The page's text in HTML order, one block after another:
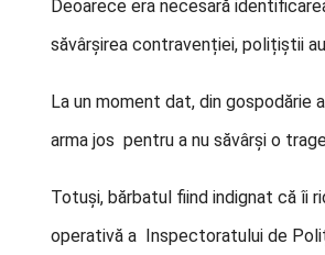
Deoarece era necesară
săvârșirea contravenției, polițiștii
La un moment dat, din gospodărie
arma jos pentru a nu săvârși o
Totuși, bărbatul fiind indignat că îi
operativă a Inspectoratului de